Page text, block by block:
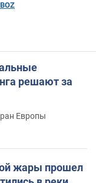
решают за
Европы
жары прошел